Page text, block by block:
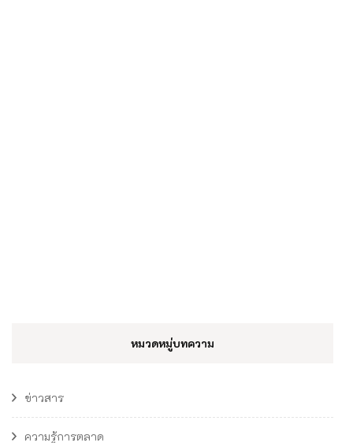
หมวดหมู่บทความ
ข่าวสาร
ความรู้การตลาด